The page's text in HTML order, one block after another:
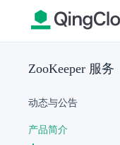
ZooKeeper 服务
动态与公告
产品简介